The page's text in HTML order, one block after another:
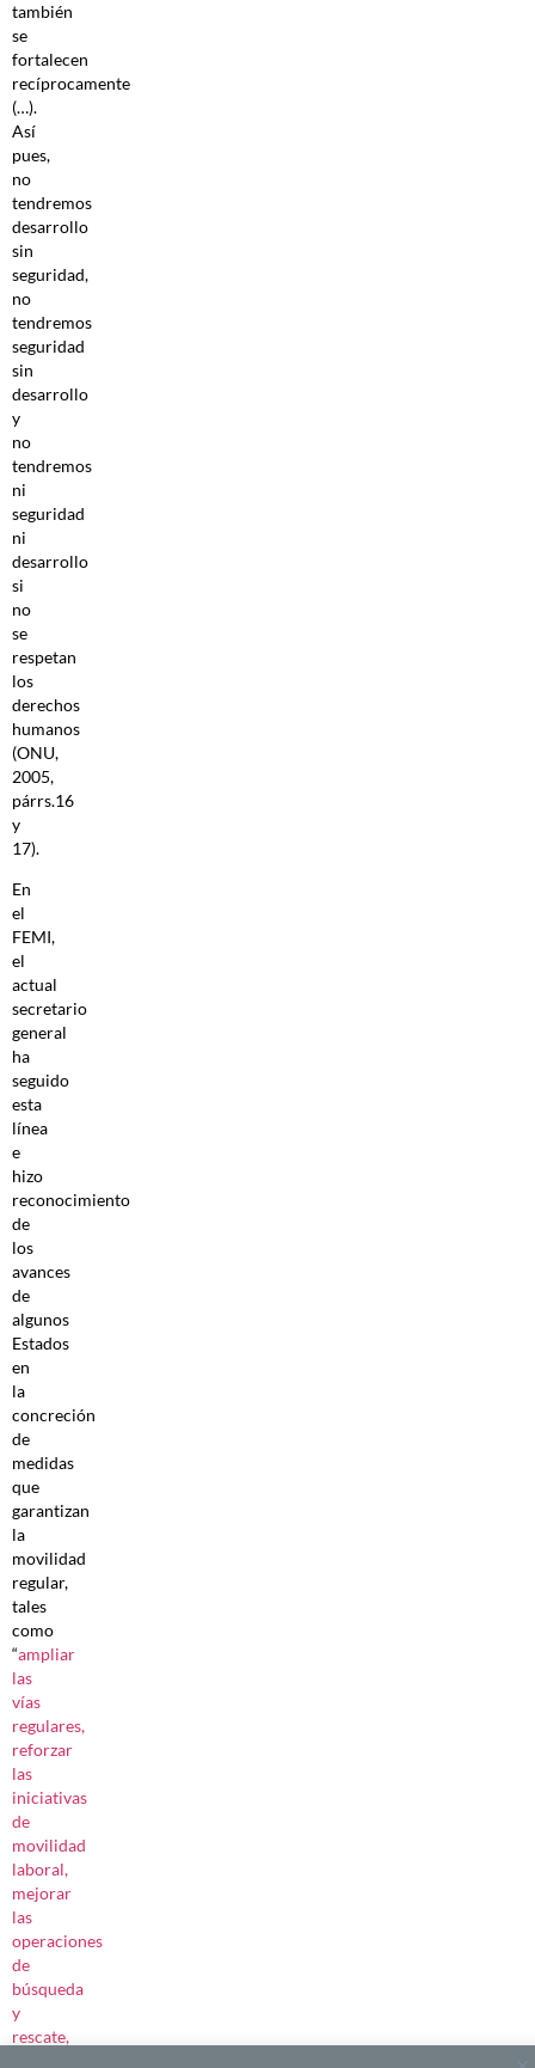
también
se
fortalecen
recíprocamente
(…).
Así
pues,
no
tendremos
desarrollo
sin
seguridad,
no
tendremos
seguridad
sin
desarrollo
y
no
tendremos
ni
seguridad
ni
desarrollo
si
no
se
respetan
los
derechos
humanos
(ONU,
2005,
párrs.16
y
17).
En
el
FEMI,
el
actual
secretario
general
ha
seguido
esta
línea
e
hizo
reconocimiento
de
los
avances
de
algunos
Estados
en
la
concreción
de
medidas
que
garantizan
la
movilidad
regular,
tales
como
“ampliar
las
vías
regulares,
reforzar
las
iniciativas
de
movilidad
laboral,
mejorar
las
operaciones
de
búsqueda
y
rescate,